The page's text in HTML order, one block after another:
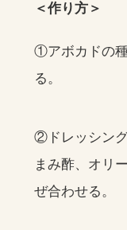
＜作り方＞
①アボカドの
る。
②ドレッシン
まみ酢、オリ
ぜ合わせる。